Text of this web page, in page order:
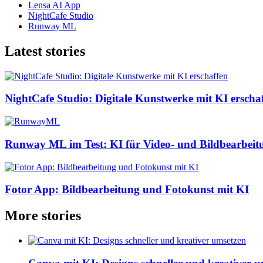
Lensa AI App
NightCafe Studio
Runway ML
Latest stories
NightCafe Studio: Digitale Kunstwerke mit KI
Runway ML im Test: KI für Video- und
Fotor App: Bildbearbeitung und Fotokunst mit KI
More stories